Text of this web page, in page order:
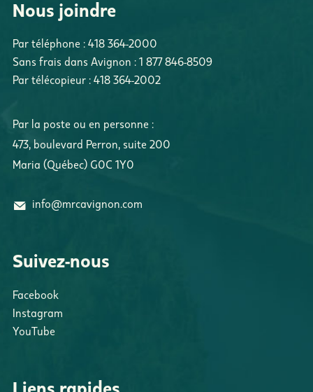
Nous joindre
Par téléphone : 418 364-2000
Sans frais dans Avignon : 1 877 846-8509
Par télécopieur : 418 364-2002
Par la poste ou en personne :
473, boulevard Perron, suite 200
Maria (Québec) G0C 1Y0
info@mrcavignon.com
Suivez-nous
Facebook
Instagram
YouTube
Liens rapides